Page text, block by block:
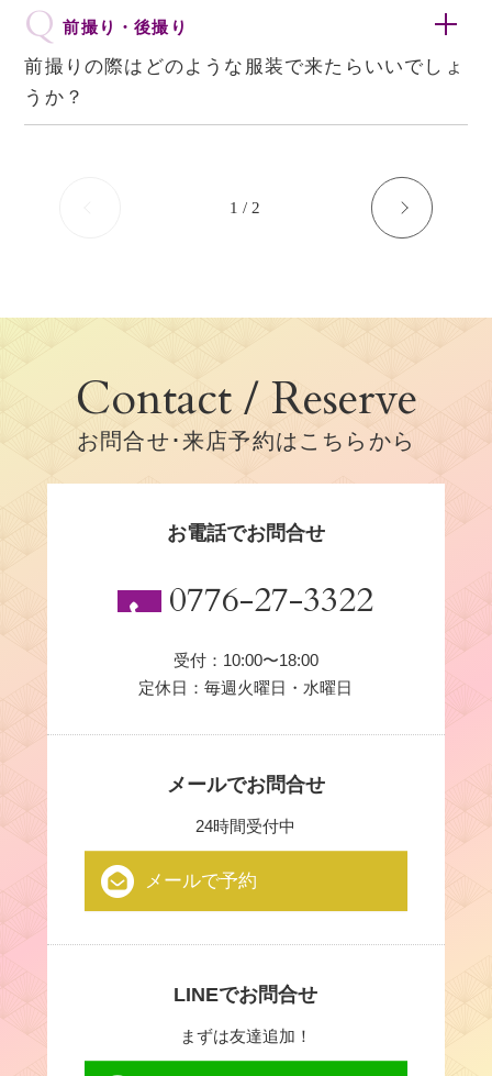
Q 前撮り・後撮り
前撮りの際はどのような服装で来たらいいでしょ
うか？
1 / 2
Contact / Reserve
お問合せ･来店予約はこちらから
お電話でお問合せ
0776-27-3322
受付：10:00〜18:00
定休日：毎週火曜日・水曜日
メールでお問合せ
24時間受付中
メールで予約
LINEでお問合せ
まずは友達追加！